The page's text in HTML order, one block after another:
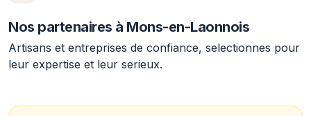
Nos partenaires à Mons-en-Laonnois
Artisans et entreprises de confiance, selectionnes pour
leur expertise et leur serieux.